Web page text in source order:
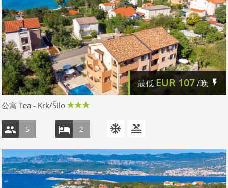
最低EUR 107/晚
公寓 Tea - Krk/Šilo
5 2